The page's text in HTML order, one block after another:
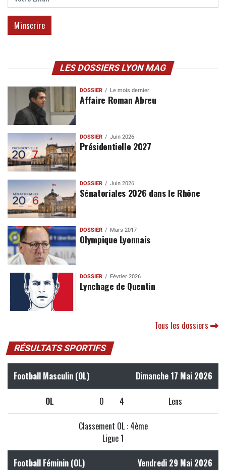
LES DOSSIERS LYON MAG
DOSSIER Le mois dernier
Affaire Roman Abreu
DOSSIER Juin 2026
Présidentielle 2027
DOSSIER Juin 2026
Sénatoriales 2026 dans le Rhône
DOSSIER Mars 2017
Olympique Lyonnais
DOSSIER Février 2026
Lynchage de Quentin
Tous les dossiers
RÉSULTATS SPORTIFS
Football Masculin (OL) Dimanche 17 Mai 2026
OL 0 4 Lens
Classement OL : 4ème
Ligue 1
Football Féminin (OL) Vendredi 29 Mai 2026